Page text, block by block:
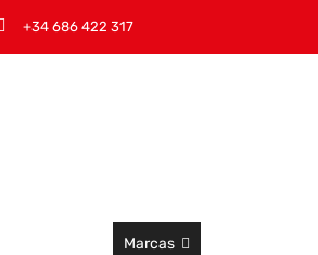
+34 686 422 317
Marcas